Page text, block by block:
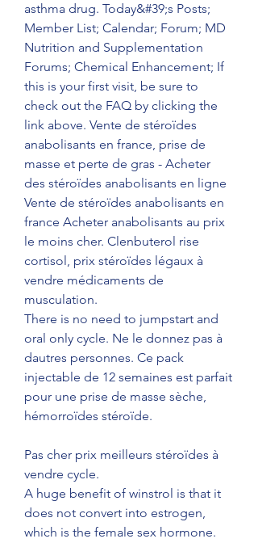
asthma drug. Today&#39;s Posts;
Member List; Calendar; Forum; MD
Nutrition and Supplementation
Forums; Chemical Enhancement; If
this is your first visit, be sure to
check out the FAQ by clicking the
link above. Vente de stéroïdes
anabolisants en france, prise de
masse et perte de gras - Acheter
des stéroïdes anabolisants en ligne
Vente de stéroïdes anabolisants en
france Acheter anabolisants au prix
le moins cher. Clenbuterol rise
cortisol, prix stéroïdes légaux à
vendre médicaments de
musculation.
There is no need to jumpstart and
oral only cycle. Ne le donnez pas à
dautres personnes. Ce pack
injectable de 12 semaines est parfait
pour une prise de masse sèche,
hémorroïdes stéroïde.
Pas cher prix meilleurs stéroïdes à
vendre cycle.
A huge benefit of winstrol is that it
does not convert into estrogen,
which is the female sex hormone.